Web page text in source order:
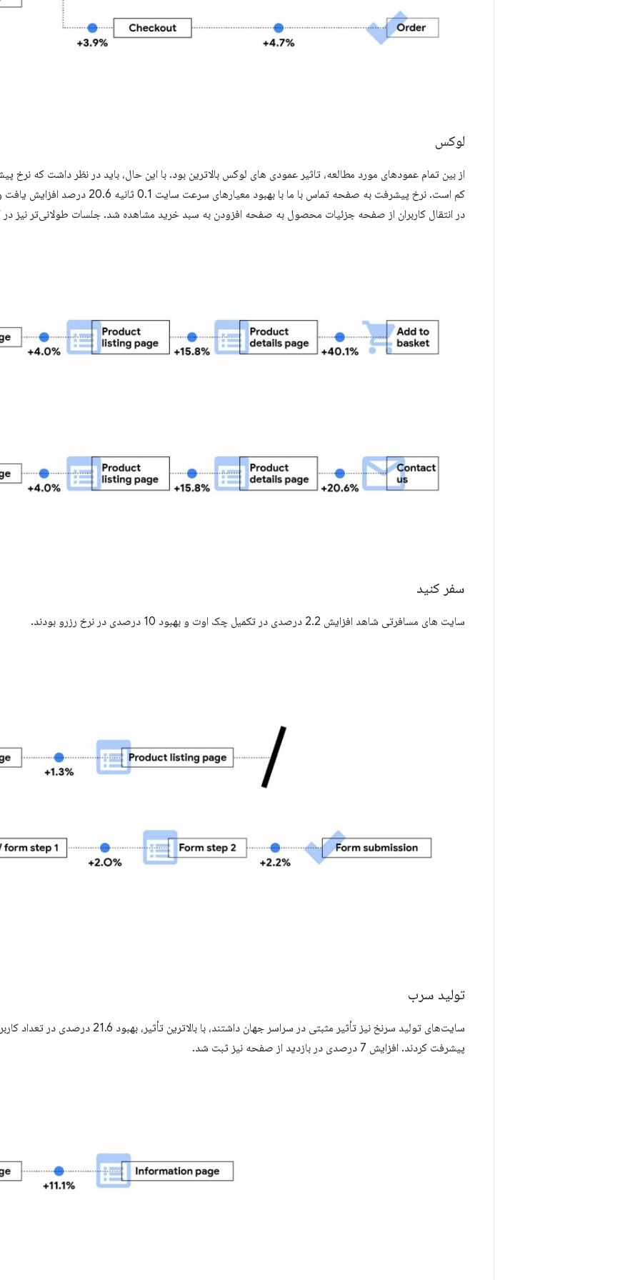
لوکس
از بین تمام عمودهای مورد مطالعه، تاثیر عمودی های لوکس بالاترین بود. با این حال، باید در نظر داشت که
در انتقال کاربران از صفحه جزئیات محصول به صفحه افزودن به سبد خرید مشاهده شد. جلسات طولانی‌تر نیز
سفر کنید
سایت های مسافرتی شاهد افزایش 2.2 درصدی در تکمیل چک اوت و بهبود 10 درصدی در نرخ رزرو بودند.
تولید سرب
سایت‌های تولید سرنخ نیز تأثیر مثبتی در سراسر جهان
پیشرفت کردند. افزایش 7 درصدی در بازدید از صفحه نیز ثبت شد.